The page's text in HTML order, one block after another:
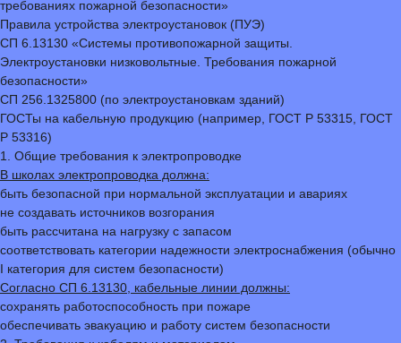
требованиях пожарной безопасности»
Правила устройства электроустановок (ПУЭ)
СП 6.13130 «Системы противопожарной защиты.
Электроустановки низковольтные. Требования пожарной
безопасности»
СП 256.1325800 (по электроустановкам зданий)
ГОСТы на кабельную продукцию (например, ГОСТ Р 53315, ГОСТ
Р 53316)
1. Общие требования к электропроводке
В школах электропроводка должна:
быть безопасной при нормальной эксплуатации и авариях
не создавать источников возгорания
быть рассчитана на нагрузку с запасом
соответствовать категории надежности электроснабжения (обычно
I категория для систем безопасности)
Согласно СП 6.13130, кабельные линии должны:
сохранять работоспособность при пожаре
обеспечивать эвакуацию и работу систем безопасности